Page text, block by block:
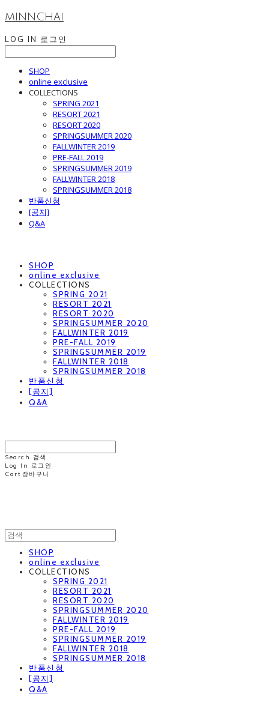
MINNCHAI
LOG IN 로그인
SHOP
online exclusive
COLLECTIONS
SPRING 2021
RESORT 2021
RESORT 2020
SPRINGSUMMER 2020
FALLWINTER 2019
PRE-FALL 2019
SPRINGSUMMER 2019
FALLWINTER 2018
SPRINGSUMMER 2018
반품신청
[공지]
Q&A
SHOP
online exclusive
COLLECTIONS
SPRING 2021
RESORT 2021
RESORT 2020
SPRINGSUMMER 2020
FALLWINTER 2019
PRE-FALL 2019
SPRINGSUMMER 2019
FALLWINTER 2018
SPRINGSUMMER 2018
반품신청
[공지]
Q&A
Search
검색
Log In
로그인
Cart 장바구니
SHOP
online exclusive
COLLECTIONS
SPRING 2021
RESORT 2021
RESORT 2020
SPRINGSUMMER 2020
FALLWINTER 2019
PRE-FALL 2019
SPRINGSUMMER 2019
FALLWINTER 2018
SPRINGSUMMER 2018
반품신청
[공지]
Q&A